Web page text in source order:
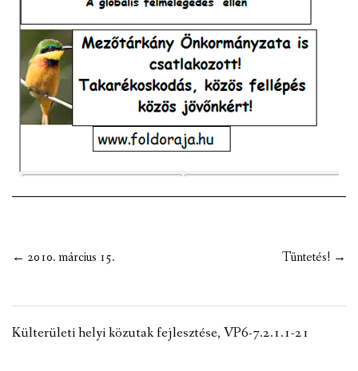
HIRDETMÉNYEK
ÓVODA ÉS MINI BÖLCSŐDE
Post
← 2010. március 15. Tüntetés! →
Külterületi helyi közutak fejlesztése, VP6-7.2.1.1-21